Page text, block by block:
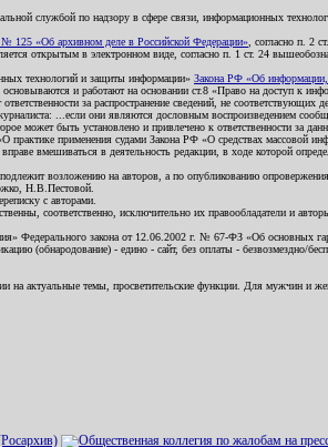
службой по надзору в сфере связи, информационных
125 «Об архивном деле в Российской Федерации» , согласно п. 2
открытым в электронном виде, согласно п. 1 ст. 24
технологий и защиты информации» Закона РФ «Об
основываются и работают на основании ст.8 «Право на доступ к
за распространение сведений, не
...если они являются дословным воспроизведением
может быть установлено и привлечено к ответственности за
применения судами Закона РФ «О средствах массовой
вмешиваться в деятельность редакции, в ходе которой
возложению на авторов, а по опубликованию
Н.В.Пестовой.
с авторами.
соответственно, исключительно их правообладатели и
Федерального закона от 12.06.2002 г. № 67-ФЗ «Об основных
(обнародование) - едино - сайт, без оплаты - безвозмездно/
на актуальные темы, просветительские функции. Для мужчин и